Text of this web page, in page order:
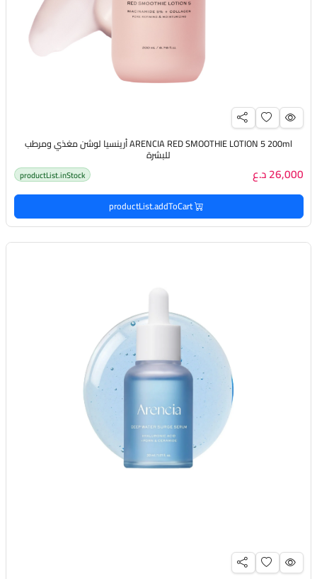
ARENCIA RED SMOOTHIE LOTION 5 200ml أرينسيا لوشن مغذي ومرطب
للبشرة
26,000 د.ع productList.inStock
productList.addToCart